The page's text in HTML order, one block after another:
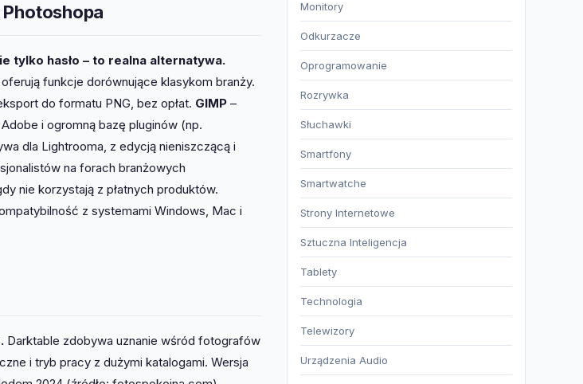
tylko hasło – to realna alternatywa.
funkcje dorównujące klasykom branży.
do formatu PNG, bez opłat. GIMP –
i ogromną bazę pluginów (np.
dla Lightrooma, z edycją nieniszczącą i
na forach branżowych
nie korzystają z płatnych produktów.
z systemami Windows, Mac i
Darktable zdobywa uznanie wśród fotografów
i tryb pracy z dużymi katalogami. Wersja
Monitory
Odkurzacze
Oprogramowanie
Rozrywka
Słuchawki
Smartfony
Smartwatche
Strony Internetowe
Sztuczna Inteligencja
Tablety
Technologia
Telewizory
Urządzenia Audio